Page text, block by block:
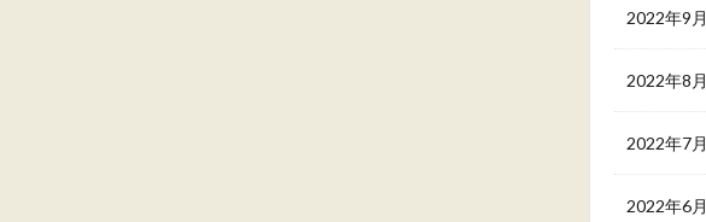
2022年9月
2022年8月
2022年7月
2022年6月